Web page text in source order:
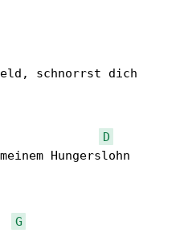
schnorrst dich
D
Hungerslohn
G